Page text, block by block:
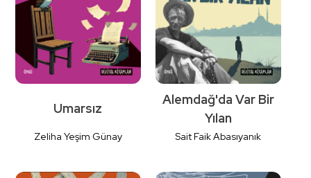
Umarsız
Zeliha Yeşim Günay
Alemdağ'da Var Bir
Yılan
Sait Faik Abasıyanık